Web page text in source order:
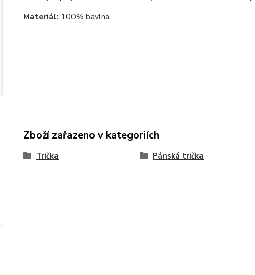
Materiál: 100% bavlna
Zboží zařazeno v kategoriích
Trička Pánská trička